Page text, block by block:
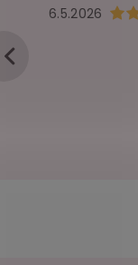
6.5.2026